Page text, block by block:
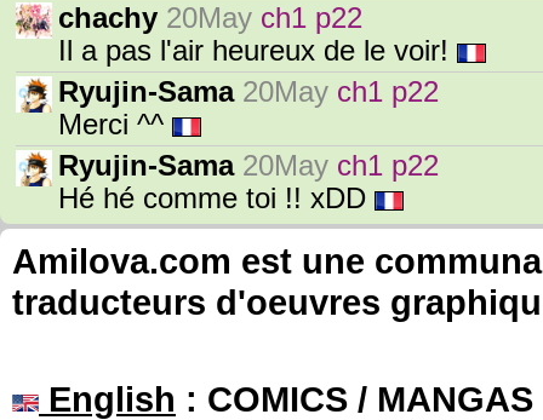
chachy 20May ch1 p22
Il a pas l'air heureux de le voir!
Ryujin-Sama 20May ch1 p22
Merci ^^
Ryujin-Sama 20May ch1 p22
Hé hé comme toi !! xDD
Amilova.com est une
traducteurs d'oeuvres
English : COMICS /